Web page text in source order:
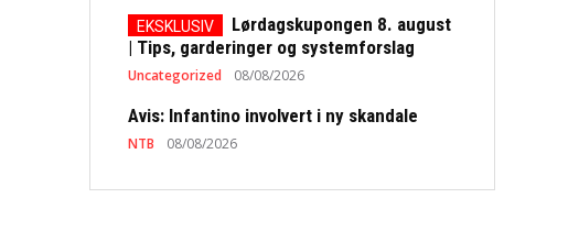
Lørdagskupongen 8. august
| Tips, garderinger og systemforslag
Uncategorized 08/08/2026
Avis: Infantino involvert i ny skandale
NTB 08/08/2026